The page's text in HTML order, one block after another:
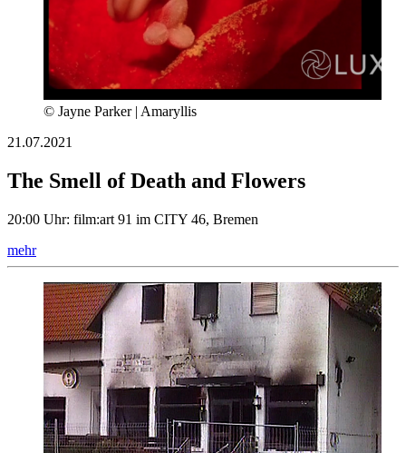
© Jayne Parker | Amaryllis
21.07.2021
The Smell of Death and Flowers
20:00 Uhr: film:art 91 im CITY 46, Bremen
mehr